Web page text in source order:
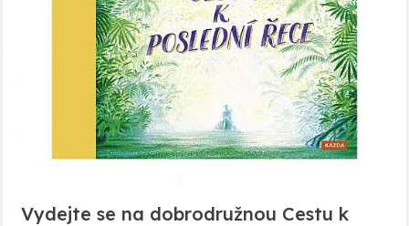
Vydejte se na dobrodružnou Cestu k